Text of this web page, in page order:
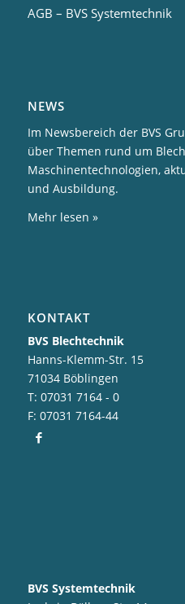
AGB – BVS Systemtechnik
NEWS
Im Newsbereich der BVS
über Themen rund um
Maschinentechnologien,
und Ausbildung.
Mehr lesen »
KONTAKT
BVS Blechtechnik
Hanns-Klemm-Str. 15
71034 Böblingen
T: 07031 7164 - 0
F: 07031 7164-44
BVS Systemtechnik